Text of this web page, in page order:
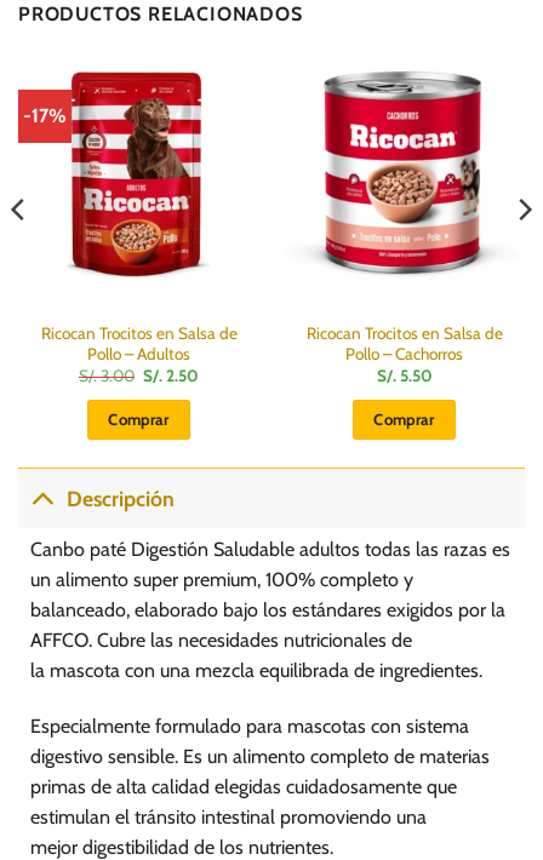
PRODUCTOS RELACIONADOS
-17%
Ricocan Trocitos en Salsa de
Pollo – Adultos
S/.3.00 El
precio
original
era:
S/.
S/.2.50
Comprar
Ricocan Trocitos en Salsa de
Pollo – Cachorros
S/.5.50
Comprar
Descripción
Canbo paté Digestión Saludable adultos todas las razas es
un alimento super premium, 100% completo y
balanceado, elaborado bajo los estándares exigidos por la
AFFCO. Cubre las necesidades nutricionales de
la mascota con una mezcla equilibrada de ingredientes.
Especialmente formulado para mascotas con sistema
digestivo sensible. Es un alimento completo de materias
primas de alta calidad elegidas cuidadosamente que
estimulan el tránsito intestinal promoviendo una
mejor digestibilidad de los nutrientes.